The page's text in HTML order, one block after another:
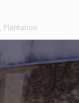
, Plantation